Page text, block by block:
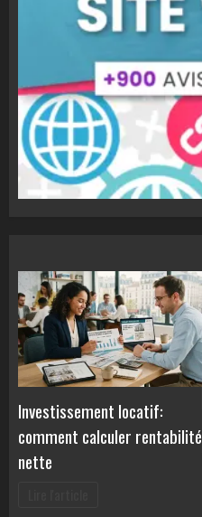
Investissement locatif:
comment calculer rentabilité
nette